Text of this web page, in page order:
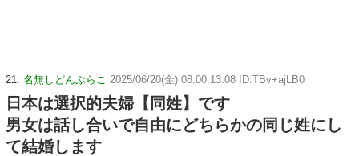
21: 名無しどんぶらこ 2025/06/20(金) 08:00:13.08 ID:TBv+ajLB0
日本は選択的夫婦【同姓】です
男女は話し合いで自由にどちらかの同じ姓にし
て結婚します